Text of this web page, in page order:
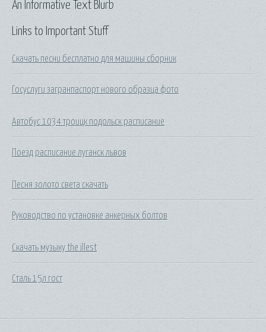
Links to Important Stuff
Скачать песни бесплатно для машины сборник
Госуслуги загранпаспорт нового образца фото
Автобус 1034 троицк подольск расписание
Поезд расписание луганск львов
Песня золото света скачать
Руководство по установке анкерных болтов
Скачать музыку the illest
Сталь 15л гост
An Informative Text Blurb